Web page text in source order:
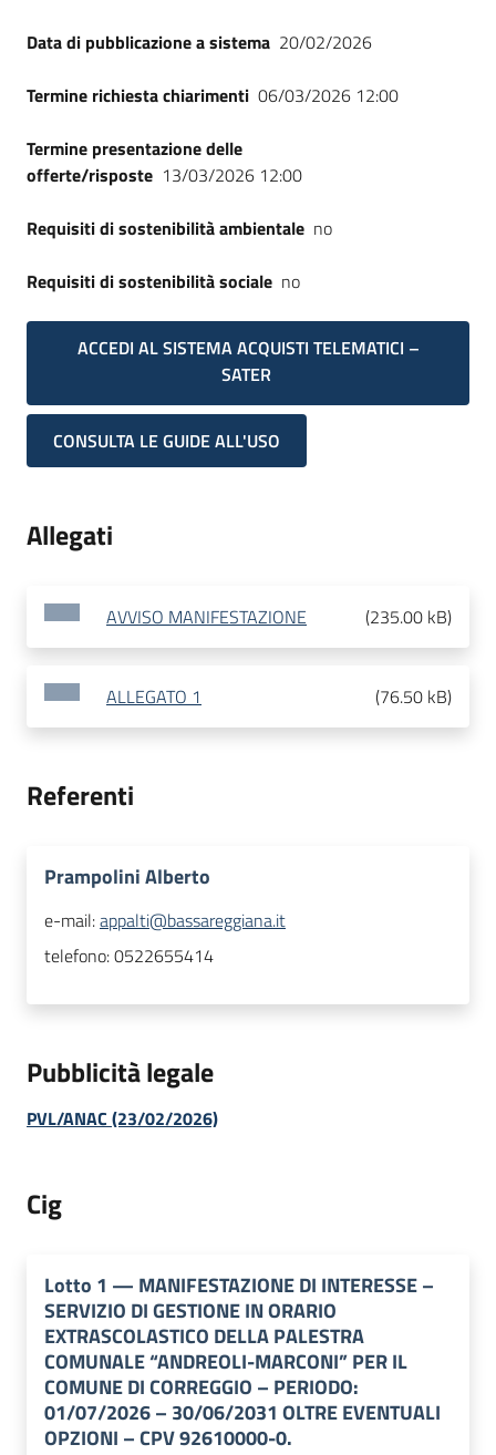
Data di pubblicazione a sistema 20/02/2026
Termine richiesta chiarimenti 06/03/2026 12:00
Termine presentazione delle
offerte/risposte 13/03/2026 12:00
Requisiti di sostenibilità ambientale no
Requisiti di sostenibilità sociale no
ACCEDI AL SISTEMA ACQUISTI TELEMATICI –
SATER
CONSULTA LE GUIDE ALL'USO
Allegati
AVVISO MANIFESTAZIONE (235.00 kB)
ALLEGATO 1 (76.50 kB)
Referenti
Prampolini Alberto
e-mail:appalti@bassareggiana.it
telefono:0522655414
Pubblicità legale
PVL/ANAC (23/02/2026)
Cig
Lotto 1 — MANIFESTAZIONE DI INTERESSE –
SERVIZIO DI GESTIONE IN ORARIO
EXTRASCOLASTICO DELLA PALESTRA
COMUNALE “ANDREOLI-MARCONI” PER IL
COMUNE DI CORREGGIO – PERIODO:
01/07/2026 – 30/06/2031 OLTRE EVENTUALI
OPZIONI – CPV 92610000-0.